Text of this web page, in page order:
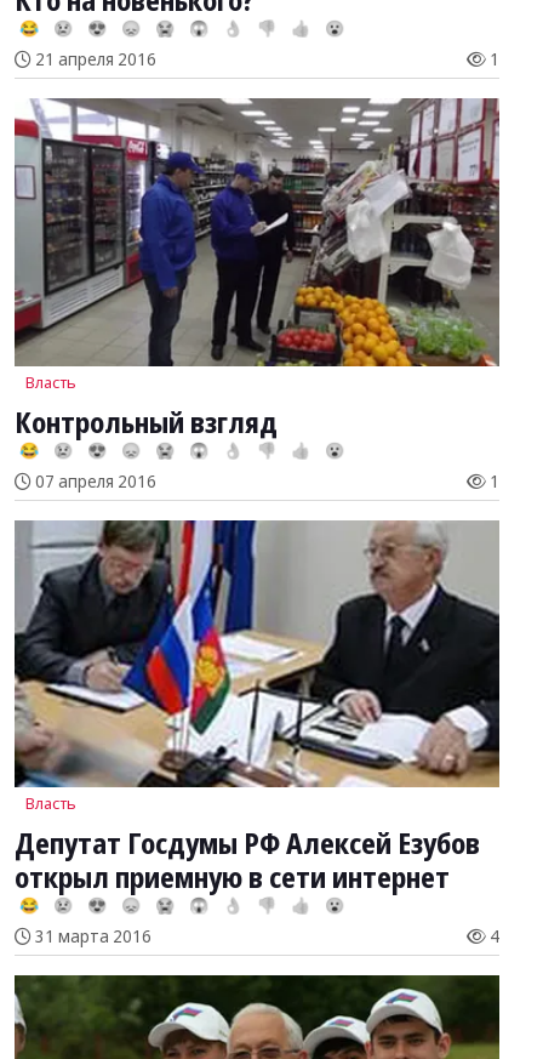
😂 😢 😍 😞 😭 😱 👌 👎 👍 😮
21 апреля 2016 1
Власть
Контрольный взгляд
😂 😢 😍 😞 😭 😱 👌 👎 👍 😮
07 апреля 2016 1
Власть
Депутат Госдумы РФ Алексей Езубов
открыл приемную в сети интернет
😂 😢 😍 😞 😭 😱 👌 👎 👍 😮
31 марта 2016 4